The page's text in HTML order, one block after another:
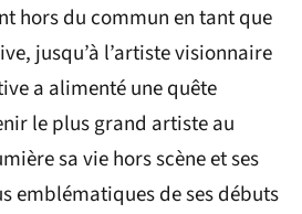
hors du commun en tant que
jusqu’à l’artiste visionnaire
a alimenté une quête
le plus grand artiste au
sa vie hors scène et ses
emblématiques de ses débuts